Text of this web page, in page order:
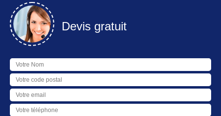
Devis gratuit